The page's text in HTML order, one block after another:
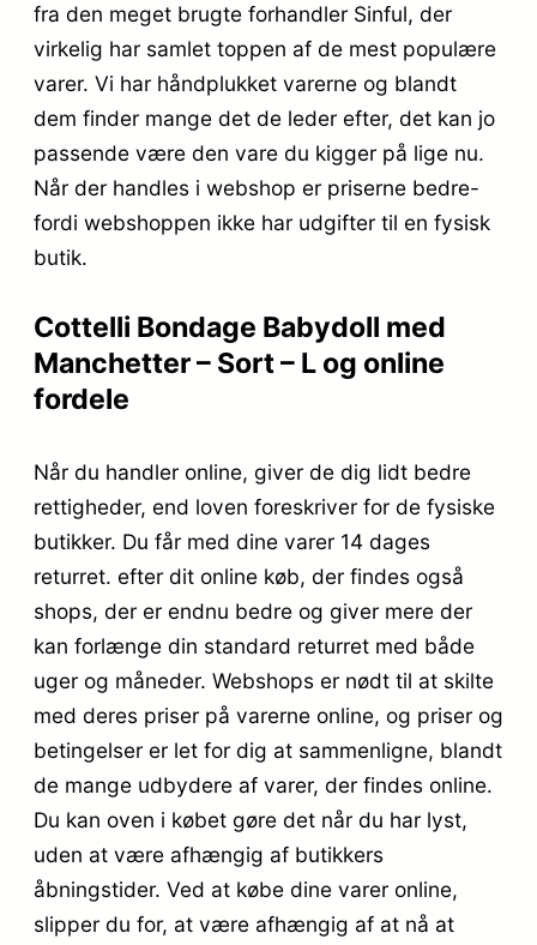
fra den meget brugte forhandler Sinful, der
virkelig har samlet toppen af de mest populære
varer. Vi har håndplukket varerne og blandt
dem finder mange det de leder efter, det kan jo
passende være den vare du kigger på lige nu.
Når der handles i webshop er priserne bedre-
fordi webshoppen ikke har udgifter til en fysisk
butik.
Cottelli Bondage Babydoll med
Manchetter – Sort – L og online
fordele
Når du handler online, giver de dig lidt bedre
rettigheder, end loven foreskriver for de fysiske
butikker. Du får med dine varer 14 dages
returret. efter dit online køb, der findes også
shops, der er endnu bedre og giver mere der
kan forlænge din standard returret med både
uger og måneder. Webshops er nødt til at skilte
med deres priser på varerne online, og priser og
betingelser er let for dig at sammenligne, blandt
de mange udbydere af varer, der findes online.
Du kan oven i købet gøre det når du har lyst,
uden at være afhængig af butikkers
åbningstider. Ved at købe dine varer online,
slipper du for, at være afhængig af at nå at